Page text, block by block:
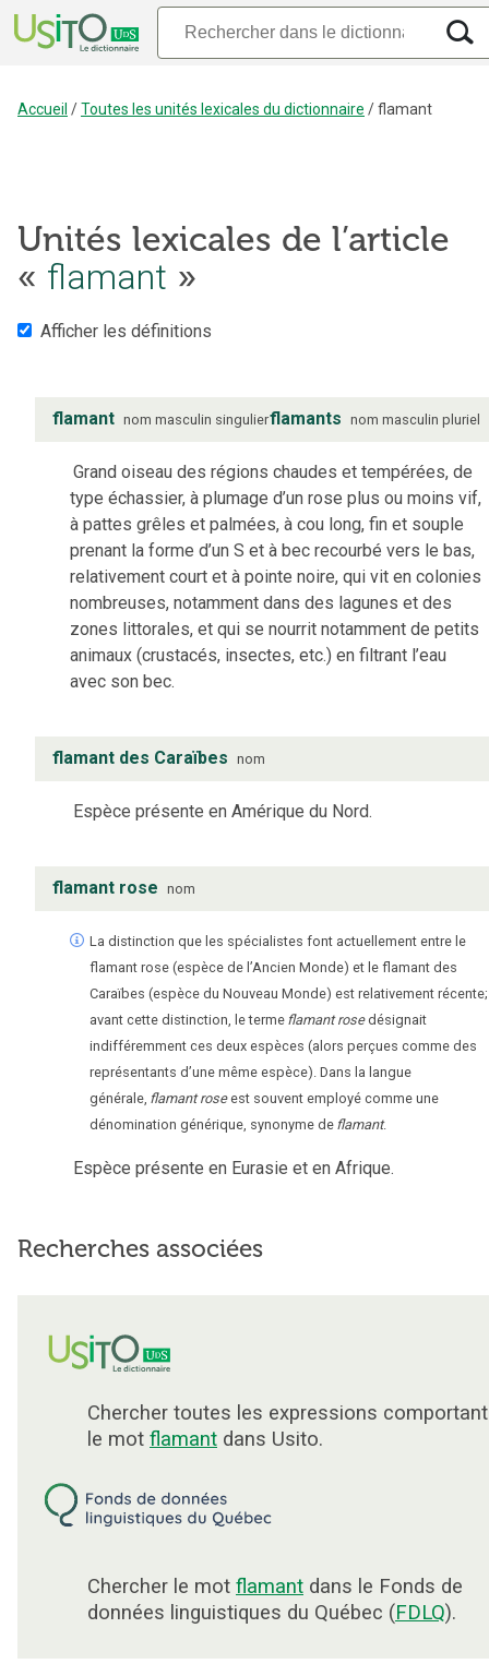
Accueil /Toutes les unités lexicales du dictionnaire /flamant
Unités lexicales de l’article
« flamant »
Afficher les définitions
flamant nom masculin singulierflamants nom masculin pluriel
Grand oiseau des régions chaudes et tempérées, de
type échassier, à plumage d’un rose plus ou moins vif,
à pattes grêles et palmées, à cou long, fin et souple
prenant la forme d’un S et à bec recourbé vers le bas,
relativement court et à pointe noire, qui vit en colonies
nombreuses, notamment dans des lagunes et des
zones littorales, et qui se nourrit notamment de petits
animaux (crustacés, insectes, etc.) en filtrant l’eau
avec son bec.
flamant des Caraïbes nom
Espèce présente en Amérique du Nord.
flamant rose nom
La distinction que les spécialistes font actuellement entre le
flamant rose (espèce de l’Ancien Monde) et le flamant des
Caraïbes (espèce du Nouveau Monde) est relativement récente;
avant cette distinction, le terme flamant rosedésignait
indifféremment ces deux espèces (alors perçues comme des
représentants d’une même espèce). Dans la langue
générale, flamant roseest souvent employé comme une
dénomination générique, synonyme de flamant.
Espèce présente en Eurasie et en Afrique.
Recherches associées
Chercher toutes les expressions comportant
le mot flamant dans Usito.
Chercher le mot flamant dans le Fonds de
données linguistiques du Québec (FDLQ).